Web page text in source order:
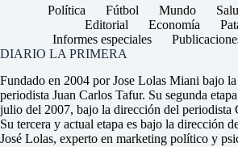
Política Fútbol Mundo
Editorial
Economía
Informes especiales
DIARIO LA PRIMERA
Fundado en 2004 por Jose Lolas Miani bajo
periodista Juan Carlos Tafur. Su segunda
julio del 2007, bajo la dirección del periodista
Su tercera y actual etapa es bajo la dirección
José Lolas, experto en marketing político y